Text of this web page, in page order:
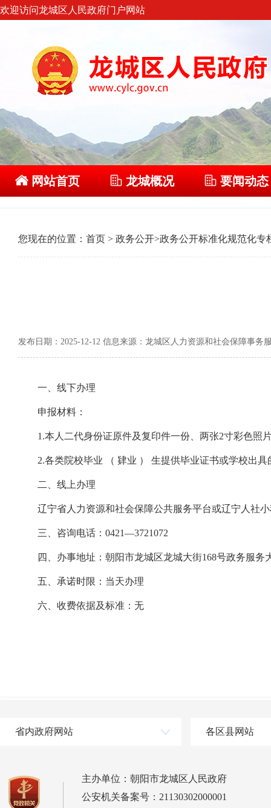
欢迎访问龙城区人民政府门户网站
网站首页 龙城概况 要闻动态
您现在的位置： 首页 > 政务公开>政务公开标准化规范化专
发布日期：2025-12-12 信息来源：龙城区人力资源和社会保障事务
一、线下办理
申报材料：
1.本人二代身份证原件及复印件一份、两张2寸彩色照
2.各类院校毕业 （ 肄业 ） 生提供毕业证书或学校出具
二、线上办理
辽宁省人力资源和社会保障公共服务平台或辽宁人社小
三、咨询电话：0421—3721072
四、办事地址：朝阳市龙城区龙城大街168号政务服务
五、承诺时限：当天办理
六、收费依据及标准：无
省内政府网站 各区县网站
主办单位：朝阳市龙城区人民政府
公安机关备案号：21130302000001